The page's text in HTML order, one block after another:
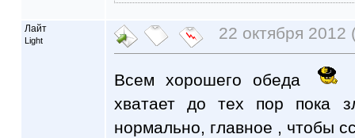
Лайт
Light 22 октября 2012
Всем хорошего обеда
хватает до тех пор пока
нормально, главное , чтобы